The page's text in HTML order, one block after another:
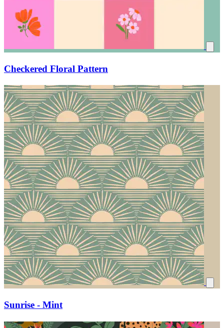
Checkered Floral Pattern
Sunrise - Mint